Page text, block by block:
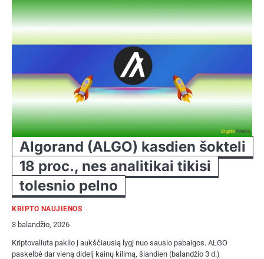
Algorand (ALGO) kasdien šokteli
18 proc., nes analitikai tikisi
tolesnio pelno
KRIPTO NAUJIENOS
3 balandžio, 2026
Kriptovaliuta pakilo į aukščiausią lygį nuo sausio pabaigos. ALGO
paskelbė dar vieną didelį kainų kilimą, šiandien (balandžio 3 d.)